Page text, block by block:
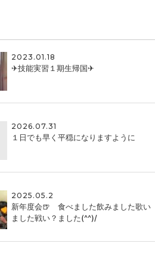
2023.01.18
✈技能実習１期生帰国✈
2026.07.31
１日でも早く平穏になりますように
2025.05.2
新年度会🍺 食べました飲みました歌い
ました戦い？ました(^^)/